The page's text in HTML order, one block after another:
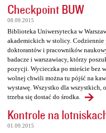
Checkpoint BUW
08.09.2015
Biblioteka Uniwersytecka w
akademickich w stolicy. Codziennie
doktorantów i pracowników
badacze i warszawiacy, którzy
pozycji. Wycieczka po mieście bez
wolnej chwili można tu pójść na
wystawę. Wszystko dla wszystkich,
trzeba się dostać do środka.
Kontrole na
01.09.2015